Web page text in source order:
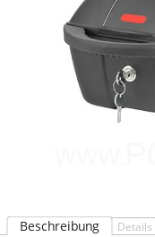
Beschreibung Details